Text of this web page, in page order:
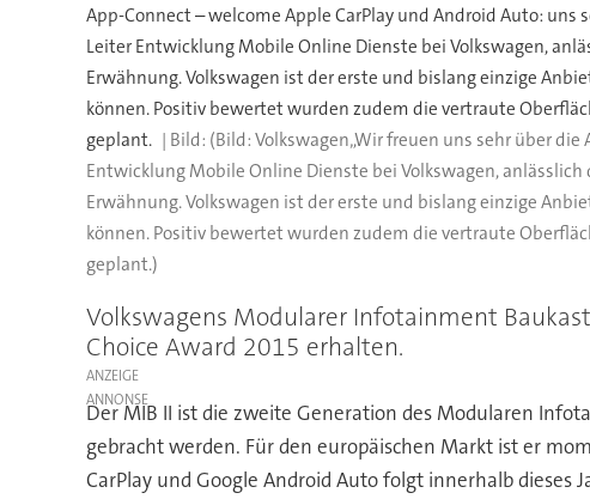
App-Connect – welcome Apple CarPlay und Android Auto:
Leiter Entwicklung Mobile Online Dienste bei Volkswagen,
Erwähnung. Volkswagen ist der erste und bislang einzige
können. Positiv bewertet wurden zudem die vertraute
geplant.
(Bild: Volkswagen„Wir freuen uns sehr über
Entwicklung Mobile Online Dienste bei Volkswagen,
Erwähnung. Volkswagen ist der erste und bislang einzige
können. Positiv bewertet wurden zudem die vertraute
geplant.)
Volkswagens Modularer Infotainment
Choice Award 2015 erhalten.
ANZEIGE
Der MIB II ist die zweite Generation des Modularen
gebracht werden. Für den europäischen Markt ist er
CarPlay und Google Android Auto folgt innerhalb dieses